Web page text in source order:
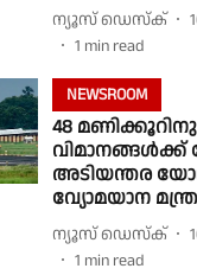
ന്യൂസ് ഡെസ്ക്
1 min read
NEWSROOM
48
അടിയന്തര
വ്യോമയാന
ന്യൂസ് ഡെസ്ക്
1 min read